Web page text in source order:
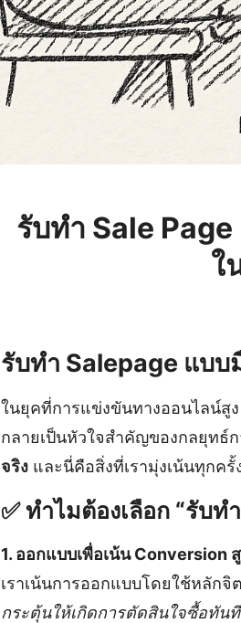
รับทำ Sale
ใ
รับทำ Salepage แบบ
ในยุคที่การแข่งขันทางออนไลน์สูง
กลายเป็นหัวใจสำคัญของกลยุทธ์
จริง และนี่คือสิ่งที่เรามุ่งเน้นทุกค
✅ ทำไมต้องเลือก “รับท
1. ออกแบบเพื่อเน้น Conversion
เราเน้นการออกแบบโดยใช้หลัก
กระตุ้นให้เกิดการตัดสินใจซื้อทันที